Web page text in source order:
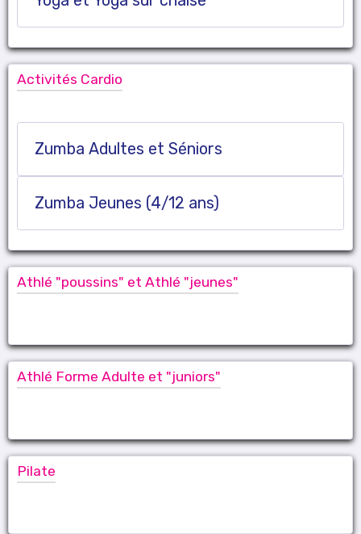
Activités Cardio
Zumba Adultes et Séniors
Zumba Jeunes (4/12 ans)
Athlé "poussins" et Athlé "jeunes"
Athlé Forme Adulte et "juniors"
Pilate